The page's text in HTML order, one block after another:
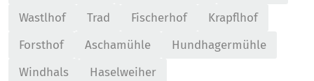
Wastlhof
Trad Fischerhof
Krapflhof
Forsthof
Aschamühle
Hundhagermühle
Windhals
Haselweiher